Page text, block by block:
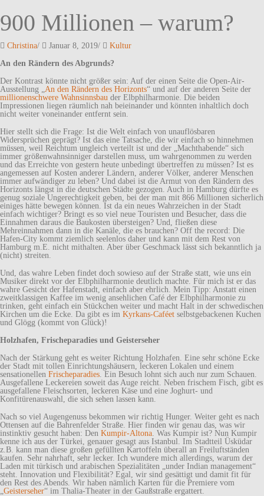
900 Millionen – warum?
Christina/ Januar 8, 2019/
Kultur
An den Rändern des Abgrunds?
Der Kontrast könnte nicht größer sein: Auf der einen Seite die Open-Air-
Ausstellung „An den Rändern des Horizonts“ und auf der anderen Seite der
millionenschwere Wahnsinnsbau der Elbphilharmonie. Die beiden
Impressionen liegen räumlich nah beieinander und könnten inhaltlich doch
nicht weiter voneinander entfernt sein.
Hier stellt sich die Frage: Ist die Welt einfach von unauflösbaren
Widersprüchen geprägt? Ist das eine Tatsache, die wir einfach so hinnehmen
müssen, weil Reichtum ungleich verteilt ist und der „Machthabende“ sich
immer größenwahnsinniger darstellen muss, um wahrgenommen zu werden
und das Erreichte von gestern heute unbedingt übertreffen zu müssen? Ist es
angemessen auf Kosten anderer Ländern, anderer Völker, anderer Menschen
immer aufwändiger zu leben? Und dabei ist die Armut von den Rändern des
Horizonts längst in die deutschen Städte gezogen. Auch in Hamburg dürfte es
genug soziale Ungerechtigkeit geben, bei der man mit 866 Millionen sicherlich
einiges hätte bewegen können. Ist da ein neues Wahrzeichen in der Stadt
einfach wichtiger? Bringt es so viel neue Touristen und Besucher, dass die
Einnahmen daraus die Baukosten übersteigen? Und, fließen diese
Mehreinnahmen dann in die Kanäle, die es brauchen? Off the record: Die
Hafen-City kommt ziemlich seelenlos daher und kann mit dem Rest von
Hamburg m.E. nicht mithalten. Aber über Geschmack lässt sich bekanntlich ja
(nicht) streiten.
Und, das wahre Leben findet doch sowieso auf der Straße statt, wie uns ein
Musiker direkt vor der Elbphilharmonie deutlich machte. Für mich ist er das
wahre Gesicht der Hafenstadt, einfach aber ehrlich. Mein Tipp: Anstatt einen
zweitklassigen Kaffee im wenig ansehlichen Café der Elbphilharmonie zu
trinken, geht einfach ein Stückchen weiter und macht Halt in der schwedischen
Kirchen um die Ecke. Da gibt es im Kyrkans-Caféet selbstgebackenen Kuchen
und Glögg (kommt von Glück)!
Holzhafen, Frischeparadies und Geisterseher
Nach der Stärkung geht es weiter Richtung Holzhafen. Eine sehr schöne Ecke
der Stadt mit tollen Einrichtungshäusern, leckeren Lokalen und einem
sensationellen Frischeparadies. Ein Besuch lohnt sich auch nur zum Schauen.
Ausgefallene Leckereien soweit das Auge reicht. Neben frischem Fisch, gibt es
ausgefallene Fleischsorten, leckeren Käse und eine Joghurt- und
Konfitürenauswahl, die sich sehen lassen kann.
Nach so viel Augengenuss bekommen wir richtig Hunger. Weiter geht es nach
Ottensen auf die Bahrenfelder Straße. Hier finden wir genau das, was wir
instinktiv gesucht haben: Den Kumpir-Altona. Was Kumpir ist? Nun Kumpir
kenne ich aus der Türkei, genauer gesagt aus Istanbul. Im Stadtteil Üsküdar
z.B. kann man diese großen gefüllten Kartoffeln überall an Freiluftständen
kaufen. Sehr nahrhaft, sehr lecker. Ich wundere mich allerdings, warum der
Laden mit türkisch und arabischen Spezialitäten „under Indian management“
steht. Innovation und Flexibilität? Egal, wir sind gesättigt und damit fit für
den Rest des Abends. Wir haben nämlich Karten für die Premiere vom
„Geisterseher“ im Thalia-Theater in der Gaußstraße ergattert.